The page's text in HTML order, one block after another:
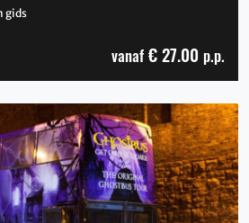
gids
vanaf € 27.00 p.p.